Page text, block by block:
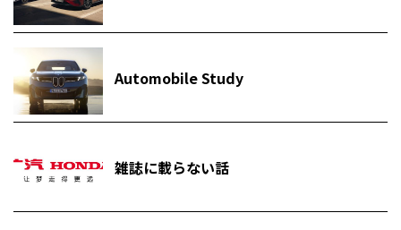
Automobile Study
雑誌に載らない話